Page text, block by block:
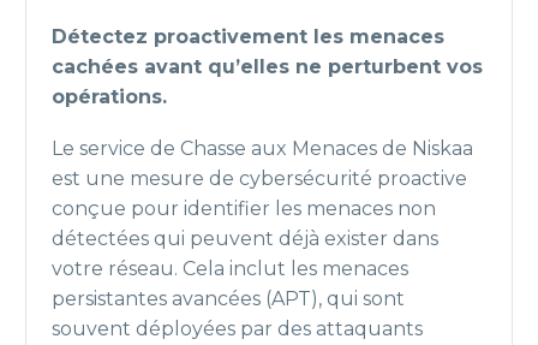
Détectez proactivement les menaces
cachées avant qu’elles ne perturbent vos
opérations.
Le service de Chasse aux Menaces de Niskaa
est une mesure de cybersécurité proactive
conçue pour identifier les menaces non
détectées qui peuvent déjà exister dans
votre réseau. Cela inclut les menaces
persistantes avancées (APT), qui sont
souvent déployées par des attaquants